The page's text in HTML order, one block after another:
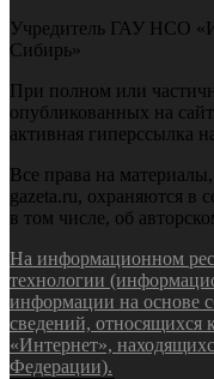
Учредитель ГАУ НСО
Сибирь»
При полном или
опубликованных на
активная гиперссылка
Все права на
gazeta.ru, охраняются в
в том числе, об
На информационном
технологии
информации на основе
сведений, относящихся
«Интернет»,
Федерации).